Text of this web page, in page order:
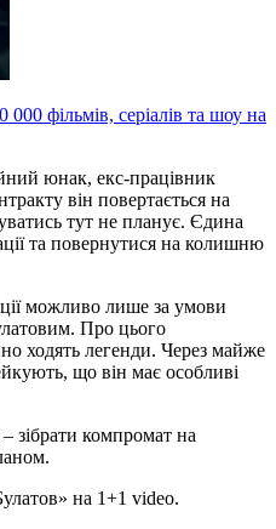
фільмів, серіалів та шоу на
юнак, екс-працівник
він повертається на
тут не планує. Єдина
та повернутися на колишню
можливо лише за умови
Про цього
ходять легенди. Через майже
що він має особливі
зібрати компромат на
на 1+1 video.